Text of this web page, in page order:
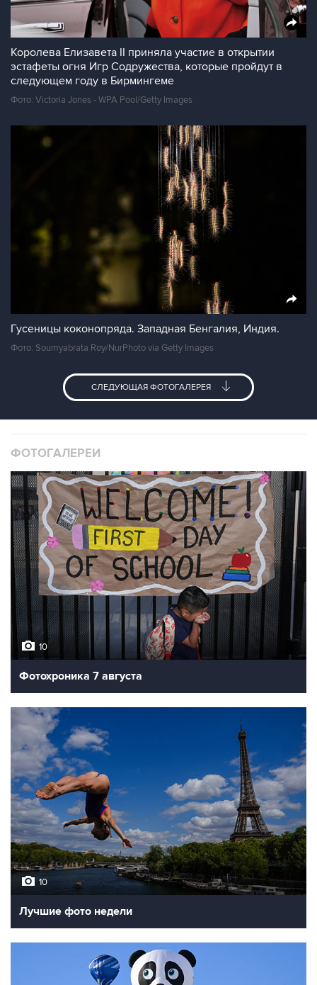
Королева Елизавета II приняла участие в открытии
эстафеты огня Игр Содружества, которые пройдут в
следующем году в Бирмингеме
Фото: Victoria Jones - WPA Pool/Getty Images
Гусеницы коконопряда. Западная Бенгалия, Индия.
Фото: Soumyabrata Roy/NurPhoto via Getty Images
СЛЕДУЮЩАЯ ФОТОГАЛЕРЕЯ
ФОТОГАЛЕРЕИ
10
Фотохроника 7 августа
10
Лучшие фото недели